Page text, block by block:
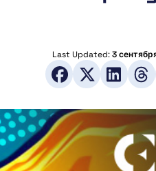
Last Updated:3